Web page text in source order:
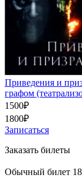
Приведения и
графом
1500₽
1800₽
Записаться
Заказать билеты
Обычный билет